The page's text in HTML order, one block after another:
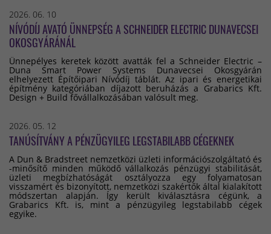
2026. 06. 10
NÍVÓDÍJ AVATÓ ÜNNEPSÉG A SCHNEIDER ELECTRIC DUNAVECSEI
OKOSGYÁRÁNÁL
Ünnepélyes keretek között avatták fel a Schneider Electric –
Duna Smart Power Systems Dunavecsei Okosgyárán
elhelyezett Építőipari Nívódíj táblát. Az ipari és energetikai
építmény kategóriában díjazott beruházás a Grabarics Kft.
Design + Build fővállalkozásában valósult meg.
2026. 05. 12
TANÚSÍTVÁNY A PÉNZÜGYILEG LEGSTABILABB CÉGEKNEK
A Dun & Bradstreet nemzetközi üzleti információszolgáltató és
-minősítő minden működő vállalkozás pénzügyi stabilitását,
üzleti megbízhatóságát osztályozza egy folyamatosan
visszamért és bizonyított, nemzetközi szakértők által kialakított
módszertan alapján. Így került kiválasztásra cégünk, a
Grabarics Kft. is, mint a pénzügyileg legstabilabb cégek
egyike.